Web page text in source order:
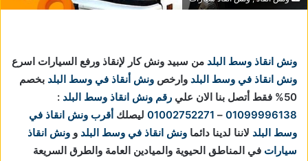
ونش انقاذ وسط البلد من سبيد ونش كار لإنقاذ ورفع السيارات اسرع
ونش انقاذ في وسط البلد وارخص ونش أنقاذ في وسط البلد بخصم
50% فقط أتصل بنا الان علي
رقم ونش انقاذ وسط البلد :
01099996138
–
01002752271 ليصلك أقرب ونش انقاذ في
وسط البلد لاننا لدينا دائما ونش انقاذ في وسط البلد و ونش انقاذ
سيارات في المناطق الحيوية والميادين العامة والطرق السريعة